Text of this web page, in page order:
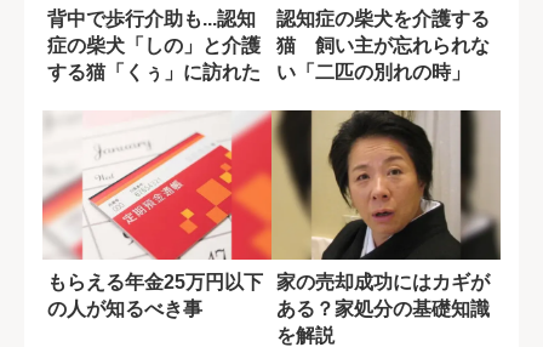
背中で歩行介助も...認知
症の柴犬「しの」と介護
する猫「くぅ」に訪れた
認知症の柴犬を介護する
猫 飼い主が忘れられな
い「二匹の別れの時」
もらえる年金25万円以下
の人が知るべき事
家の売却成功にはカギが
ある？家処分の基礎知識
を解説